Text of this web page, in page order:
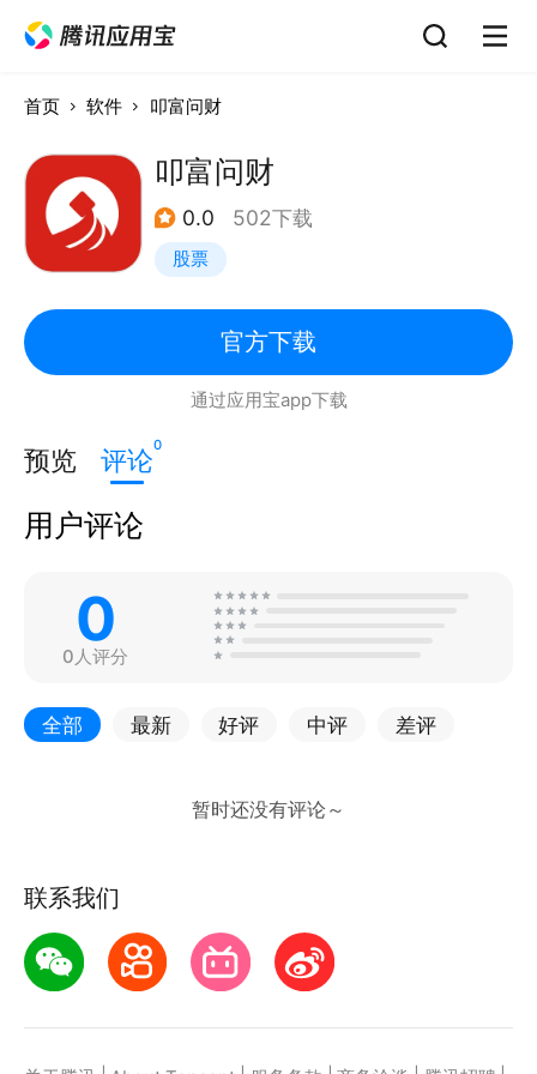
首页 软件 叩富问财
叩富问财
0.0 502下载
股票
官方下载
通过应用宝app下载
预览 评论0
用户评论
0
0人评分
全部 最新 好评 中评 差评
联系我们